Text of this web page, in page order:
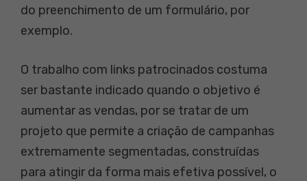
do preenchimento de um formulário, por
exemplo.
O trabalho com links patrocinados costuma
ser bastante indicado quando o objetivo é
aumentar as vendas, por se tratar de um
projeto que permite a criação de campanhas
extremamente segmentadas, construídas
para atingir da forma mais efetiva possível, o